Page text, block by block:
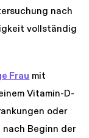
nach
vollständig
Frau mit
Vitamin-D-
oder
Beginn der